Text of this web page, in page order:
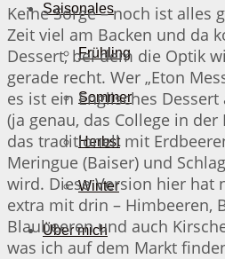
Saisonales
Frühling
Sommer
Herbst
Winter
Über mich
Keine Sorge – noch ist alles
Zeit viel am Backen und da
Dessert, bei dem die Optik
gerade recht. Wer „Eton
es ist ein Englisches
(ja genau, das College in
das traditionell mit
Meringue (Baiser) und
wird. Diese Version hier hat
extra mit drin – Himbeeren,
Blaubeeren und auch
was ich auf dem Markt